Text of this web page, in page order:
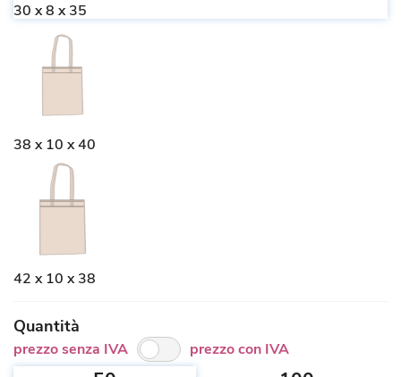
30 x 8 x 35
38 x 10 x 40
42 x 10 x 38
Quantità
prezzo senza IVA prezzo con IVA